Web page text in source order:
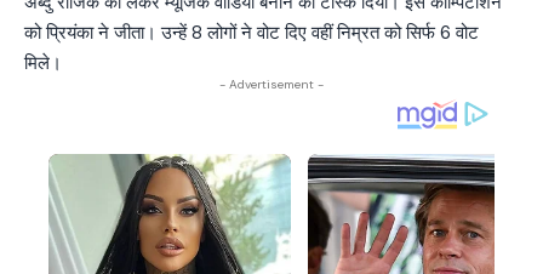
को प्रियंका ने जीता। उन्हें 8 लोगों ने वोट दिए वहीं निम्रत को सिर्फ 6 वोट
मिले।
- Advertisement -